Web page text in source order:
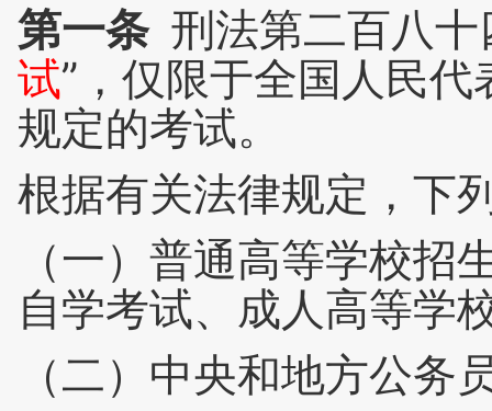
第一条 刑法第二百八
试”，仅限于全国人民
规定的考试。
根据有关法律规定，下
（一）普通高等学校
自学考试、成人高等学
（二）中央和地方公务